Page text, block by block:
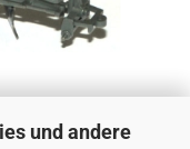
und andere